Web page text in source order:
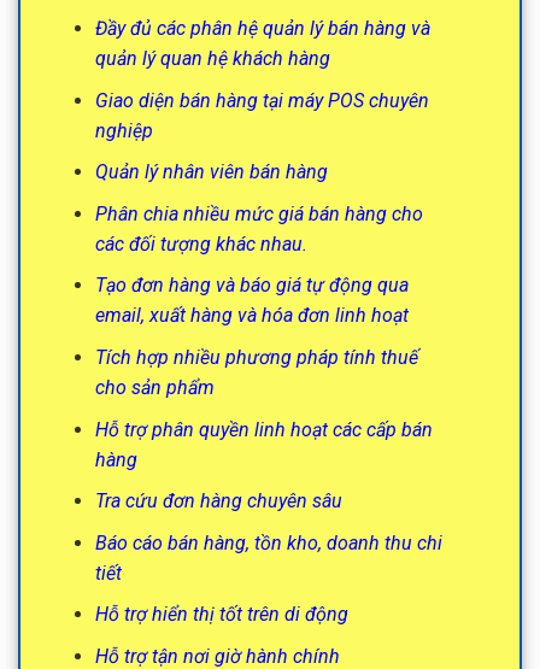
Đầy đủ các phân hệ quản lý bán hàng và
quản lý quan hệ khách hàng
Giao diện bán hàng tại máy POS chuyên
nghiệp
Quản lý nhân viên bán hàng
Phân chia nhiều mức giá bán hàng cho
các đối tượng khác nhau.
Tạo đơn hàng và báo giá tự động qua
email, xuất hàng và hóa đơn linh hoạt
Tích hợp nhiều phương pháp tính thuế
cho sản phẩm
Hỗ trợ phân quyền linh hoạt các cấp bán
hàng
Tra cứu đơn hàng chuyên sâu
Báo cáo bán hàng, tồn kho, doanh thu chi
tiết
Hỗ trợ hiển thị tốt trên di động
Hỗ trợ tận nơi giờ hành chính